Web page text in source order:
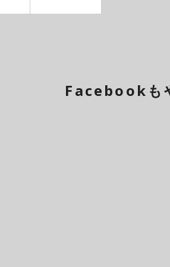
Facebookも